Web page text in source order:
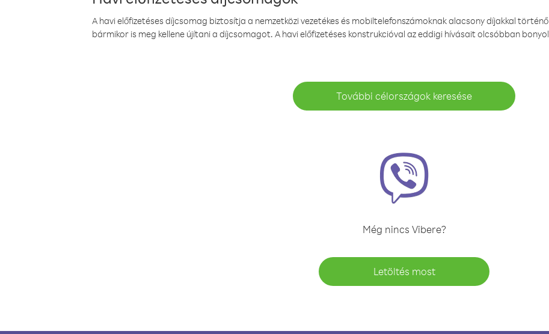
A havi előfizetéses díjcsomag biztosítja a nemzetközi vezetékes és mobiltelefonszámoknak alacsony díjakkal
bármikor is meg kellene újítani a díjcsomagot. A havi előfizetéses konstrukcióval az eddigi hívásait olcsóbban
További célországok keresése
Még nincs Vibere?
Letöltés most